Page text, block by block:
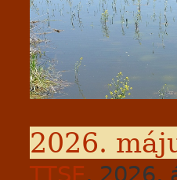
2026.
TTSE, 2026,